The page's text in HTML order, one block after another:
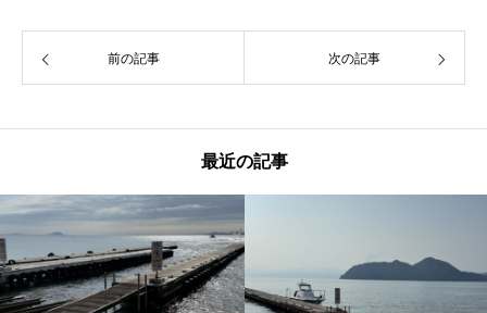
前の記事 次の記事
最近の記事